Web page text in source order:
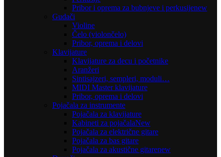
Pribor i oprema za bubnjeve i perkusijenew
Gudači
Violine
Čelo (violončelo)
Pribor, oprema i delovi
Klavijature
Klavijature za decu i početnike
Aranžeri
Sintisajzeri, sempleri, moduli…
MIDI Master klavijature
Pribor, oprema i delovi
Pojačala za instrumente
Pojačala za klavijature
Kabineti za pojačalaNew
Pojačala za električne gitare
Pojačala za bas gitare
Pojačala za akustične gitarenew